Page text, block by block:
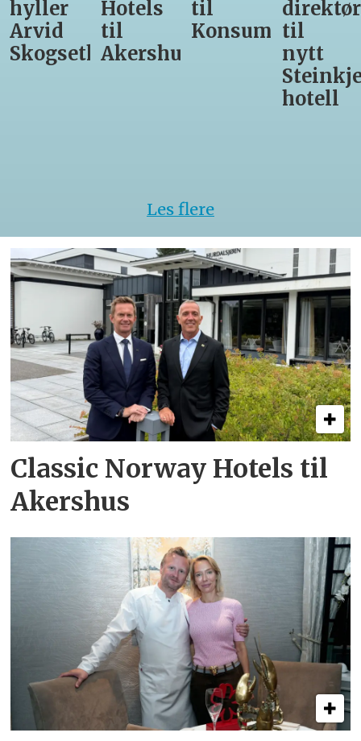
Hotels
til
Akershus
til
Konsumgruppen
direktør
til
Steinkjer-
får
være
med
Asko
Les flere
Classic Norway Hotels til
Akershus